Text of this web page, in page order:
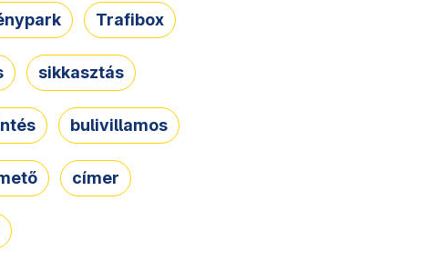
Trafibox
sikkasztás
bulivillamos
címer